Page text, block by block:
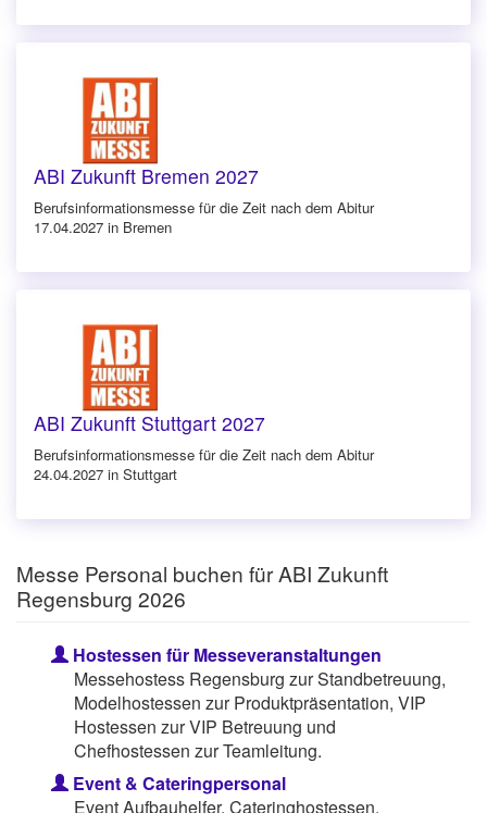
ABI Zukunft Bremen 2027
Berufsinforma­tionsmesse für die Zeit nach dem Abitur
17.04.2027 in Bremen
ABI Zukunft Stuttgart 2027
Berufsinforma­tionsmesse für die Zeit nach dem Abitur
24.04.2027 in Stuttgart
Messe Personal buchen für ABI Zukunft
Regensburg 2026
Hostessen für Messeveranstaltungen
Messehostess Regensburg zur Standbetreuung,
Modelhostessen zur Produktpräsentation, VIP
Hostessen zur VIP Betreuung und
Chefhostessen zur Teamleitung.
Event & Cateringpersonal
Event Aufbauhelfer, Cateringhostessen,